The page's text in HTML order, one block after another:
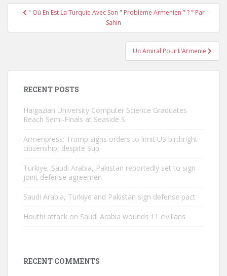
Post" Où En Est La Turquie Avec Son " Problème Armenien " ? " Par
Sahin
Un Amiral Pour L’Armenie
RECENT POSTS
Haigazian University Computer Science Graduates
Reach Semi-Finals at Seaside S
Armenpress: Trump signs orders to limit US birthright
citizenship, despite Sup
Türkiye, Saudi Arabia, Pakistan reportedly set to sign
joint defense agreemen
Saudi Arabia, Türkiye and Pakistan sign defense pact
Houthi attack on Saudi Arabia wounds 11 civilians
RECENT COMMENTS